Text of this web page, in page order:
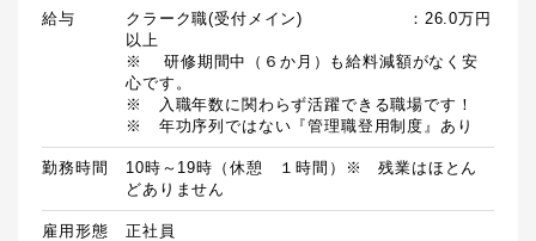
給与
クラーク職(受付メイン)　　　　　　 ：26.0万円
以上
※	研修期間中（６か月）も給料減額がなく安
心です。
※　入職年数に関わらず活躍できる職場です！
勤務時間
10時～19時（休憩　１時間）※　残業はほとん
どありません
雇用形態 正社員